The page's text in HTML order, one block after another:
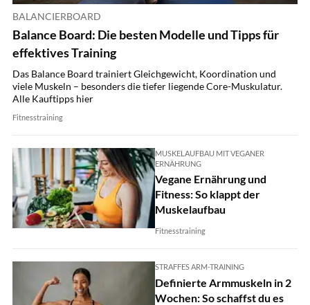
BALANCIERBOARD
Balance Board: Die besten Modelle und Tipps für
effektives Training
Das Balance Board trainiert Gleichgewicht, Koordination und
viele Muskeln – besonders die tiefer liegende Core-Muskulatur.
Alle Kauftipps hier
Fitnesstraining
MUSKELAUFBAU MIT VEGANER
ERNÄHRUNG
Vegane Ernährung und
Fitness: So klappt der
Muskelaufbau
Fitnesstraining
STRAFFES ARM-TRAINING
Definierte Armmuskeln in 2
Wochen: So schaffst du es